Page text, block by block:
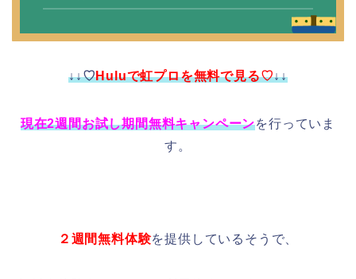
↓↓♡Huluで虹プロを無料で見る♡↓↓
現在2週間お試し期間無料キャンペーンを行っていま
す。
２週間無料体験を提供しているそうで、